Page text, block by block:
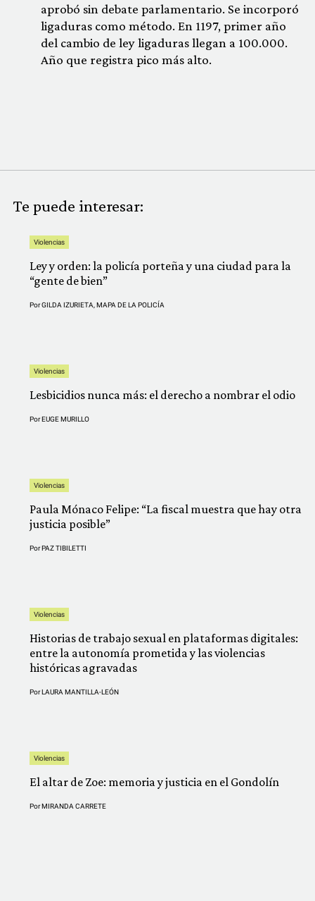
aprobó sin debate parlamentario. Se incorporó
ligaduras como método. En 1197, primer año
del cambio de ley ligaduras llegan a 100.000.
Año que registra pico más alto.
Te puede interesar:
Violencias
Ley y orden: la policía porteña y una ciudad para la
“gente de bien”
PorGILDA IZURIETA MAPA DE LA POLICÍA
Violencias
Lesbicidios nunca más: el derecho a nombrar el odio
PorEUGE MURILLO
Violencias
Paula Mónaco Felipe: “La fiscal muestra que hay otra
justicia posible”
PorPAZ TIBILETTI
Violencias
Historias de trabajo sexual en plataformas digitales:
entre la autonomía prometida y las violencias
históricas agravadas
PorLAURA MANTILLA-LEÓN
Violencias
El altar de Zoe: memoria y justicia en el Gondolín
PorMIRANDA CARRETE